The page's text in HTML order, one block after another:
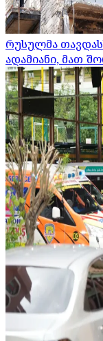
რუსულმა
ადამიანი, მათ